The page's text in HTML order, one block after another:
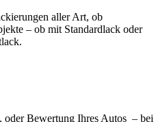
aller Art, ob
– ob mit Standardlack oder
Bewertung Ihres Autos – bei